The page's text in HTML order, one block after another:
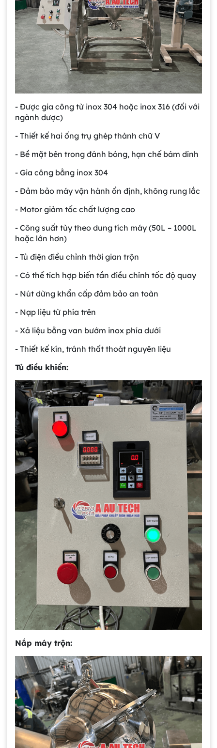
- Được gia công từ inox 304 hoặc inox 316 (đối với
ngành dược)
- Thiết kế hai ống trụ ghép thành chữ V
- Bề mặt bên trong đánh bóng, hạn chế bám dính
- Gia công bằng inox 304
- Đảm bảo máy vận hành ổn định, không rung lắc
- Motor giảm tốc chất lượng cao
- Công suất tùy theo dung tích máy (50L – 1000L
hoặc lớn hơn)
- Tủ điện điều chỉnh thời gian trộn
- Có thể tích hợp biến tần điều chỉnh tốc độ quay
- Nút dừng khẩn cấp đảm bảo an toàn
- Nạp liệu từ phía trên
- Xả liệu bằng van bướm inox phía dưới
- Thiết kế kín, tránh thất thoát nguyên liệu
Tủ điều khiển:
Nắp máy trộn: